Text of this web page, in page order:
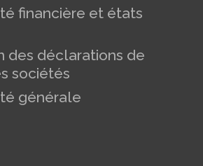
financière et états
des déclarations de
sociétés
générale